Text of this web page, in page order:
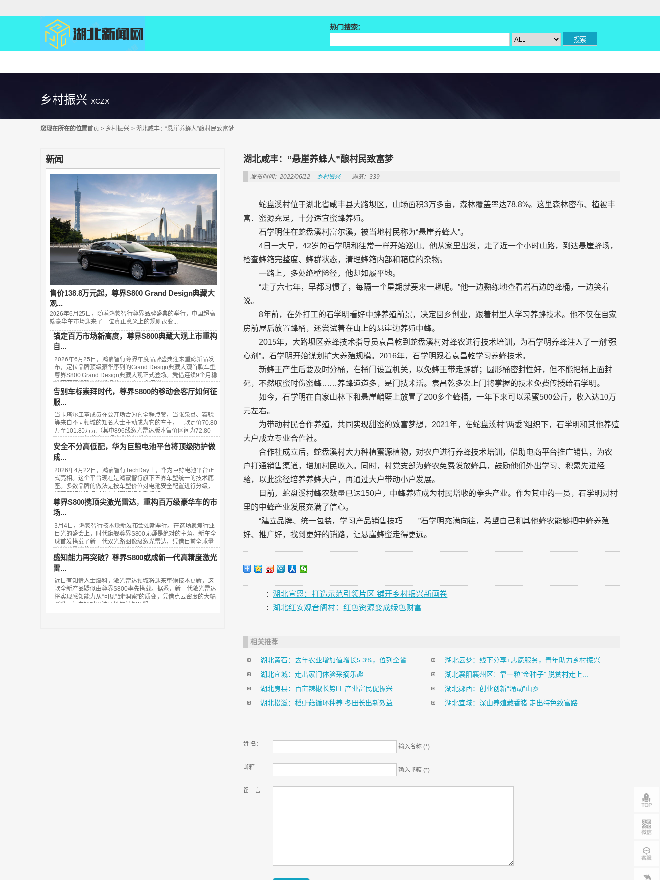
热门搜索：
乡村振兴 XCZX
您现在所在的位置首页 > 乡村振兴 > 湖北咸丰：“悬崖养蜂人”酿村民致富梦
新闻
售价138.8万元起，尊界S800 Grand Design典藏大
观...
2026年6月25日，随着鸿蒙智行尊界品牌盛典的举行，中国超高
端豪华车市场迎来了一位真正意义上的规则改变...
锚定百万市场新高度，尊界S800典藏大观上市重构
自...
2026年6月25日，鸿蒙智行尊界年度品牌盛典迎来重磅新品发
布，定位品牌顶级豪华序列的Grand Design典藏大观首款车型
尊界S800 Grand Design典藏大观正式登场。凭借连续9个月稳
坐百万豪华轿车销量榜首、上市13个月累...
告别车标崇拜时代，尊界S800的移动会客厅如何征
服...
当卡塔尔王室成员在公开场合为它全程点赞，当张泉灵、窦骁
等来自不同领域的知名人士主动成为它的车主，一款定价70.80
万至101.80万元（其中896线激光雷达版本售价区间为72.80-
101.80万元）的中国超豪华旗舰轿车——...
安全不分高低配，华为巨鲸电池平台将顶级防护做
成...
2026年4月22日，鸿蒙智行TechDay上，华为巨鲸电池平台正
式亮相。这个平台现在是鸿蒙智行旗下五界车型统一的技术底
座。多数品牌的做法是按车型价位对电池安全配置进行分级，
鸿蒙智行的选择是从入门到旗舰全系标配...
尊界S800携顶尖激光雷达，重构百万级豪华车的市
场...
3月4日，鸿蒙智行技术焕新发布会如期举行。在这场聚焦行业
目光的盛会上，时代旗舰尊界S800无疑是绝对的主角。新车全
球首发搭载了新一代双光路图像级激光雷达，凭借目前全球量
产线数最高的顶尖硬件，再次刷新了百...
感知能力再突破？尊界S800或成新一代高精度激光
雷...
近日有知情人士爆料，激光雷达领域将迎来重磅技术更新，这
款全新产品疑似由尊界S800率先搭载。据悉，新一代激光雷达
将实现感知能力从“可见”到“洞察”的质变，凭借点云密度的大幅
跃升，让车辆对周边环境的认知从粗...
湖北咸丰：“悬崖养蜂人”酿村民致富梦
发布时间：2022/06/12 乡村振兴 浏览：339
蛇盘溪村位于湖北省咸丰县大路坝区，山场面积3万多亩，森林覆盖率达78.8%。这里森林密布、植被丰
富、蜜源充足，十分适宜蜜蜂养殖。
石学明住在蛇盘溪村富尔溪，被当地村民称为“悬崖养蜂人”。
4日一大早，42岁的石学明和往常一样开始巡山。他从家里出发，走了近一个小时山路，到达悬崖蜂场，
检查蜂箱完整度、蜂群状态，清理蜂箱内部和箱底的杂物。
一路上，多处绝壁险径，他却如履平地。
“走了六七年，早都习惯了，每隔一个星期就要来一趟呢。”他一边熟练地查看岩石边的蜂桶，一边笑着
说。
8年前，在外打工的石学明看好中蜂养殖前景，决定回乡创业，跟着村里人学习养蜂技术。他不仅在自家
房前屋后放置蜂桶，还尝试着在山上的悬崖边养殖中蜂。
2015年，大路坝区养蜂技术指导员袁昌乾到蛇盘溪村对蜂农进行技术培训，为石学明养蜂注入了一剂“强
心剂”。石学明开始谋划扩大养殖规模。2016年，石学明跟着袁昌乾学习养蜂技术。
新蜂王产生后要及时分桶，在桶门设置机关，以免蜂王带走蜂群；圆形桶密封性好，但不能把桶上面封
死，不然取蜜时伤蜜蜂……养蜂道道多，是门技术活。袁昌乾多次上门将掌握的技术免费传授给石学明。
如今，石学明在自家山林下和悬崖峭壁上放置了200多个蜂桶，一年下来可以采蜜500公斤，收入达10万
元左右。
为带动村民合作养殖，共同实现甜蜜的致富梦想，2021年，在蛇盘溪村“两委”组织下，石学明和其他养殖
大户成立专业合作社。
合作社成立后，蛇盘溪村大力种植蜜源植物，对农户进行养蜂技术培训，借助电商平台推广销售，为农
户打通销售渠道，增加村民收入。同时，村党支部为蜂农免费发放蜂具，鼓励他们外出学习、积累先进经
验，以此途径培养养蜂大户，再通过大户带动小户发展。
目前，蛇盘溪村蜂农数量已达150户，中蜂养殖成为村民增收的拳头产业。作为其中的一员，石学明对村
里的中蜂产业发展充满了信心。
“建立品牌、统一包装，学习产品销售技巧……”石学明充满向往，希望自己和其他蜂农能够把中蜂养殖
好、推广好，找到更好的销路，让悬崖蜂蜜走得更远。
:
湖北宣恩：打造示范引领片区 铺开乡村振兴新画卷
:
湖北红安观音阁村：红色资源变成绿色财富
相关推荐
湖北黄石：去年农业增加值增长5.3%，位列全省...
湖北云梦：线下分享+志愿服务，青年助力乡村振兴
湖北宜城：走出家门体验采摘乐趣
湖北襄阳襄州区：靠一粒“金种子” 脱贫村走上...
湖北房县：百亩辣椒长势旺 产业富民促振兴
湖北郧西：创业创新“涌动”山乡
湖北松滋：稻虾菇循环种养 冬田长出新效益
湖北宜城：深山养殖藏香猪 走出特色致富路
姓 名： 输入名称 (*)
邮箱 输入邮箱 (*)
留 言: